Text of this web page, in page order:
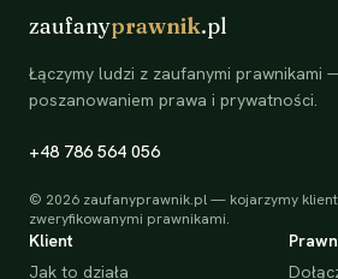
zaufanyprawnik.pl
Łączymy ludzi z zaufanymi prawnikami
poszanowaniem prawa i prywatności.
+48 786 564 056
© 2026 zaufanyprawnik.pl — kojarzymy
zweryfikowanymi prawnikami.
Klient
Jak to działa